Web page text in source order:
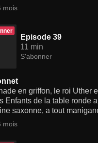
mois
Episode 39
11 min
S'abonner
en griffon, le roi Uther
Enfants de la table ronde
saxonne, a tout
mois